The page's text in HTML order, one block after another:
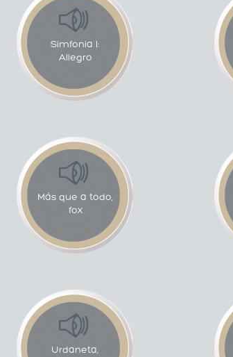
Simfonia I:
Allegro
Más que a todo,
fox
Urdaneta,